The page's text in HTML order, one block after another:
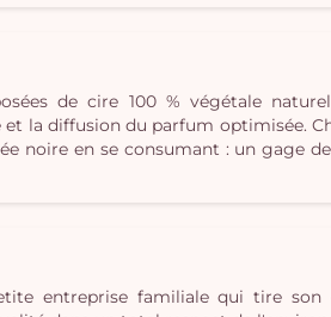
de cire 100 % végétale
la diffusion du parfum optimisée.
noire en se consumant : un gage
entreprise familiale qui tire